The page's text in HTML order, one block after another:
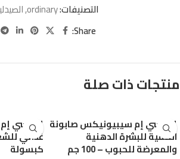
التصنيفات:ordinary
,
Share:
منتجات ذات صلة
إيه سي إم سيبيونيكس صابونة
التنقية للبشرة الدهنية
والمعرضة للحبوب – 100 جم
إيه سي
كبسولة